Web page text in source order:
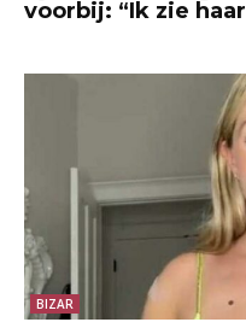
voorbij: “Ik zie
BIZAR